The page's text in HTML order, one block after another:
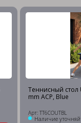
Теннисный стол
mm ACP, Blue
Арт: TT6COUTBL
Наличие